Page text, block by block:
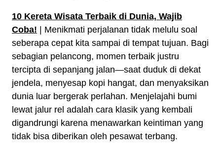
10 Kereta Wisata Terbaik di Dunia, Wajib
Coba! | Menikmati perjalanan tidak melulu soal
seberapa cepat kita sampai di tempat tujuan. Bagi
sebagian pelancong, momen terbaik justru
tercipta di sepanjang jalan—saat duduk di dekat
jendela, menyesap kopi hangat, dan menyaksikan
dunia luar bergerak perlahan. Menjelajahi bumi
lewat jalur rel adalah cara klasik yang kembali
digandrungi karena menawarkan keintiman yang
tidak bisa diberikan oleh pesawat terbang.